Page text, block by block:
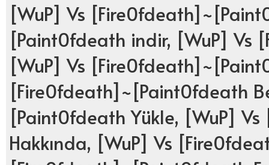
[WuP] Vs
[Paint0fdeath indir, [WuP] Vs
[WuP] Vs
[Fire0fdeath]~[Paint0fdeath
[Paint0fdeath Yükle, [WuP]
Hakkında, [WuP] Vs